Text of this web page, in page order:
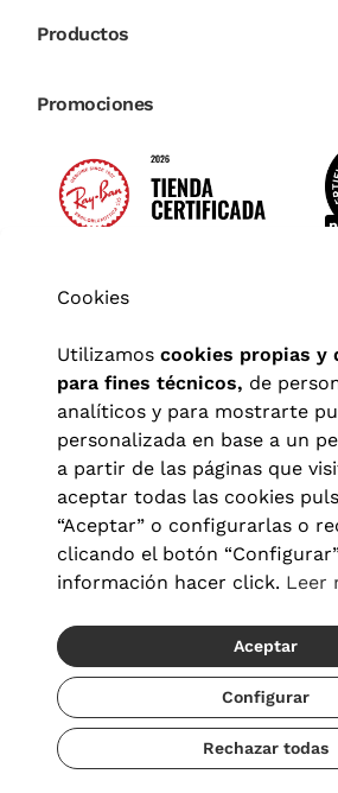
Productos
Promociones
Aviso legal| Política de privacidad
Política de cookies|
© 2026
Cookies
Utilizamos cookies propias y
para fines técnicos, de
analíticos y para mostrarte
personalizada en base a un
a partir de las páginas que
aceptar todas las cookies
“Aceptar” o configurarlas o
clicando el botón
información hacer click. Leer
Aceptar
Configurar
Rechazar todas